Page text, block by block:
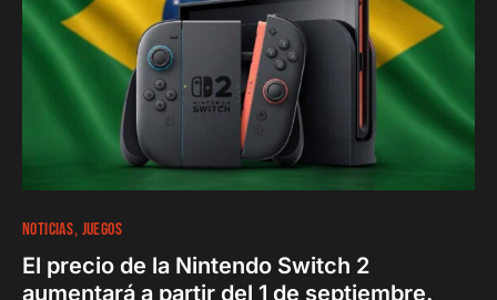
NOTICIAS JUEGOS
El precio de la Nintendo Switch 2
aumentará a partir del 1 de septiembre.